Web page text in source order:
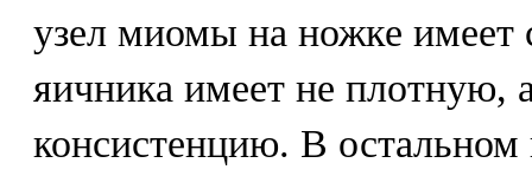
узел миомы на ножке имеет
яичника имеет не плотную,
консистенцию. В